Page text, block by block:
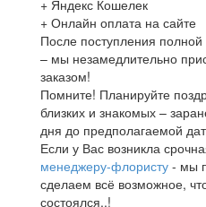
+ Яндекс Кошелек
+ Онлайн оплата на сайте
После поступления
– мы незамедлительно
заказом!
Помните! Планируйте
близких и знакомых –
дня до предполагаемой
Если у Вас возникла
менеджеру-флористу - мы
сделаем всё возможное,
состоялся..!